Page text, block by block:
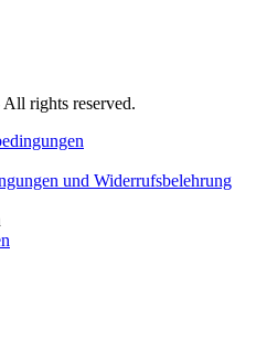
All rights reserved.
und Widerrufsbelehrung